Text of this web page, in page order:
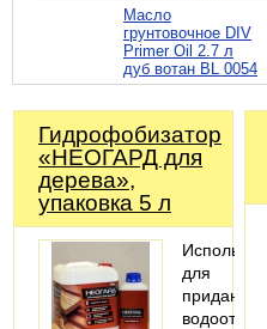
Масло
грунтовочное DIV
Primer Oil 2.7 л
дуб вотан BL 0054
Гидрофобизатор
«НЕОГАРД для
дерева»,
упаковка 5 л
для
придания